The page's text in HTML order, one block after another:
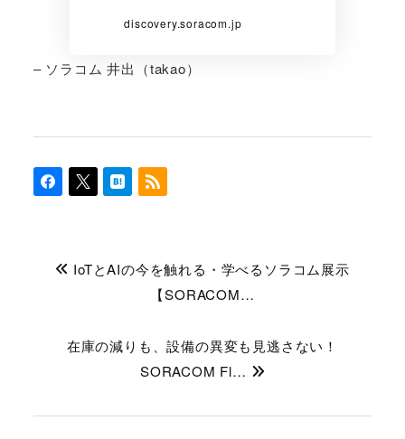
discovery.soracom.jp
– ソラコム 井出（takao）
IoTとAIの今を触れる・学べるソラコム展示
【SORACOM…
在庫の減りも、設備の異変も見逃さない！
SORACOM Fl…